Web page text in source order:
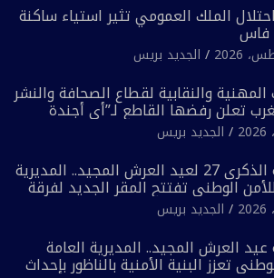
الملك العمومي تثير استياء ساكنة
فاس
الجديد بريس
المهنية والنقابية لقطاع الصحافة والنشر
تعلن رفضها القاطع لـ”أي أجندة
مُعدة على مقاس سياسي ومصلحي
الجديد بريس
بمناسبة الذكرى 27 لعيد العرش المجيد.. المديرية
الوطني تفتتح المقر الجديد لفرقة
بفاس
الجديد بريس
عيد العرش المجيد.. المديرية العامة
تعزز البنية الأمنية بالناظور بإحداث